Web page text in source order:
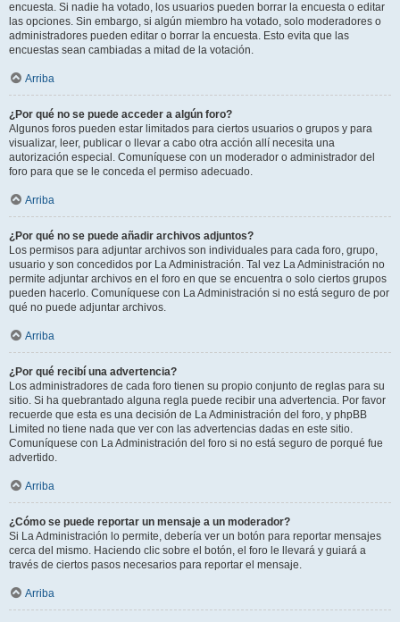
encuesta. Si nadie ha votado, los usuarios pueden borrar la encuesta o editar
las opciones. Sin embargo, si algún miembro ha votado, solo moderadores o
administradores pueden editar o borrar la encuesta. Esto evita que las
encuestas sean cambiadas a mitad de la votación.
Arriba
¿Por qué no se puede acceder a algún foro?
Algunos foros pueden estar limitados para ciertos usuarios o grupos y para
visualizar, leer, publicar o llevar a cabo otra acción allí necesita una
autorización especial. Comuníquese con un moderador o administrador del
foro para que se le conceda el permiso adecuado.
Arriba
¿Por qué no se puede añadir archivos adjuntos?
Los permisos para adjuntar archivos son individuales para cada foro, grupo,
usuario y son concedidos por La Administración. Tal vez La Administración no
permite adjuntar archivos en el foro en que se encuentra o solo ciertos grupos
pueden hacerlo. Comuníquese con La Administración si no está seguro de por
qué no puede adjuntar archivos.
Arriba
¿Por qué recibí una advertencia?
Los administradores de cada foro tienen su propio conjunto de reglas para su
sitio. Si ha quebrantado alguna regla puede recibir una advertencia. Por favor
recuerde que esta es una decisión de La Administración del foro, y phpBB
Limited no tiene nada que ver con las advertencias dadas en este sitio.
Comuníquese con La Administración del foro si no está seguro de porqué fue
advertido.
Arriba
¿Cómo se puede reportar un mensaje a un moderador?
Si La Administración lo permite, debería ver un botón para reportar mensajes
cerca del mismo. Haciendo clic sobre el botón, el foro le llevará y guiará a
través de ciertos pasos necesarios para reportar el mensaje.
Arriba